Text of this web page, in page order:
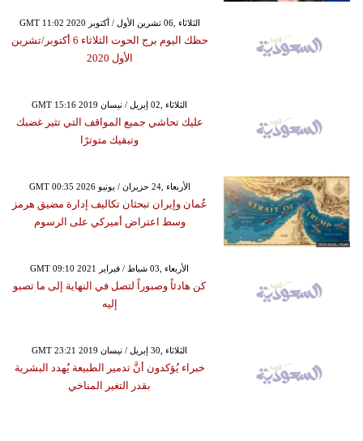
GMT 11:02 2020 الثلاثاء ,06 تشرين الأول / أكتوبر
حظك اليوم برج الحوت الثلاثاء 6 أكتوبر/تشرين
الأول 2020
GMT 15:16 2019 الثلاثاء ,02 إبريل / نيسان
عليك تحاشي جميع المواقف التي تثير غضبك
وتبقيك متوترًا
GMT 00:35 2026 الأربعاء ,24 حزيران / يونيو
عُمان وإيران تبحثان تكاليف إدارة مضيق هرمز
وسط اعتراض أميركي على الرسوم
GMT 09:10 2021 الأربعاء ,03 شباط / فبراير
كن هادئاً وصبوراً لتصل في النهاية إلى ما تصبو
إليه
GMT 23:21 2019 الثلاثاء ,30 إبريل / نيسان
خبراء يُؤكدون أنَّ تدمير الطبيعة يُهدد البشرية
بقدر التغير المناخي